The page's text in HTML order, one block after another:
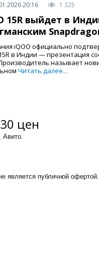
20:16 1 325
15R выйдет в
iQOO официально
в Индии — презентация
называет
Читать далее...
цен
Авито.
является публичной